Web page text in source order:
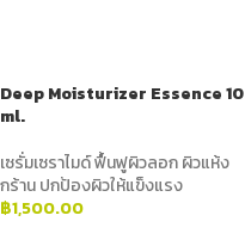
Deep Moisturizer Essence 10
ml.
เซรั่มเซราไมด์ ฟื้นฟูผิวลอก ผิวแห้ง
กร้าน ปกป้องผิวให้แข็งแรง
฿1,500.00